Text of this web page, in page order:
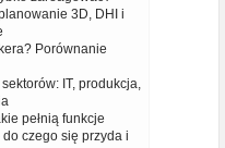
3D, DHI i
Porównanie
IT, produkcja,
pełnią funkcje
czego się przyda i